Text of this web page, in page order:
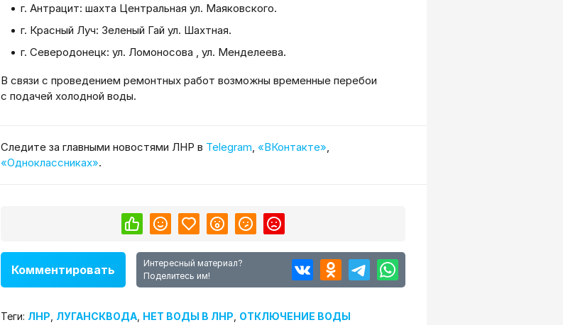
г. Антрацит: шахта Центральная ул. Маяковского.
г. Красный Луч: Зеленый Гай ул. Шахтная.
г. Северодонецк: ул. Ломоносова , ул. Менделеева.
В связи с проведением ремонтных работ возможны временные перебои
с подачей холодной воды.
Cледите за главными новостями ЛНР в Telegram, «ВКонтакте»,
«Одноклассниках».
Комментировать
Интересный материал?
Поделитесь им!
Теги: ЛНР ЛУГАНСКВОДА НЕТ ВОДЫ В ЛНР ОТКЛЮЧЕНИЕ ВОДЫ